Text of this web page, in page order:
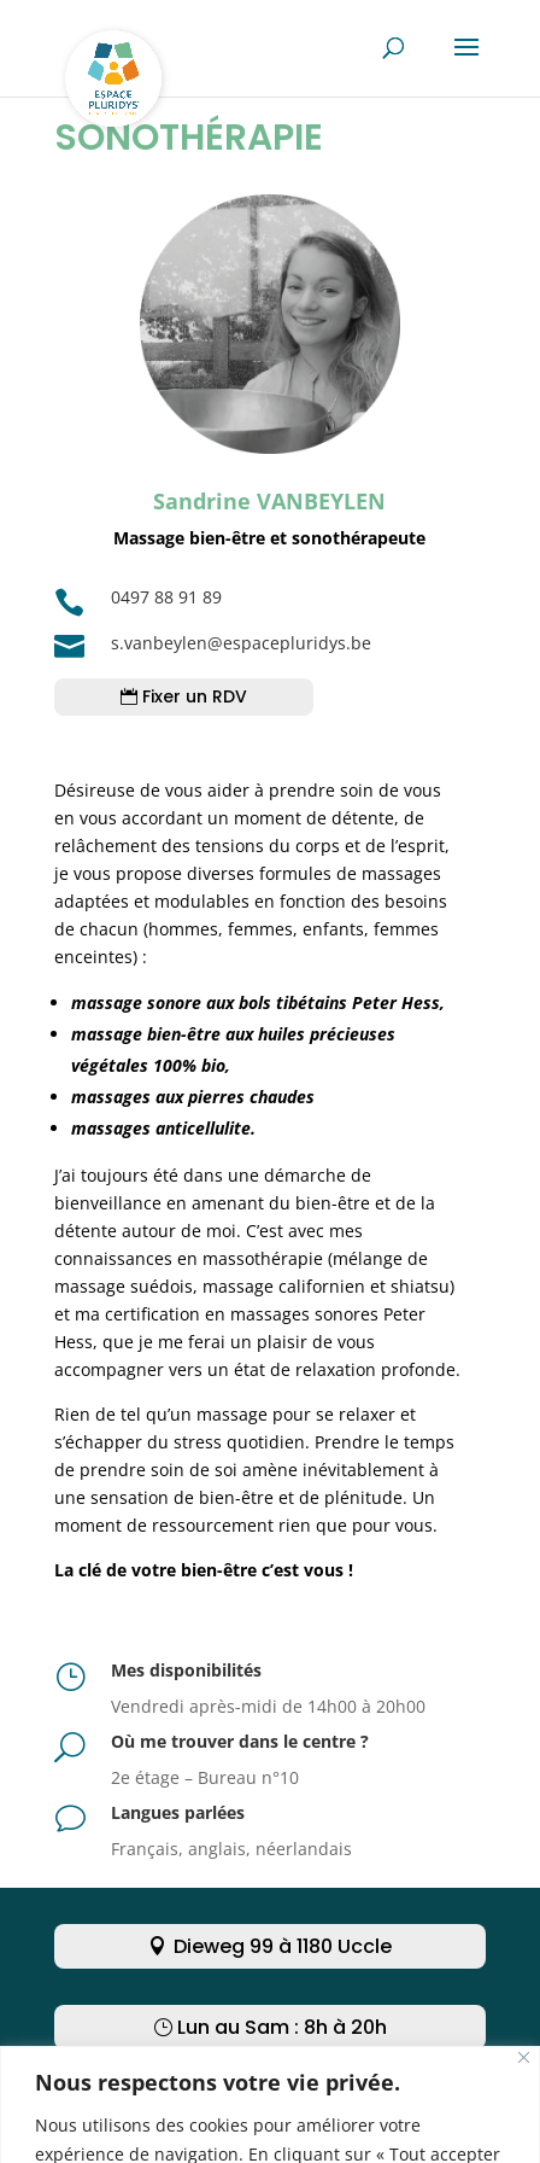
Nous respectons votre vie privée.
Nous utilisons des cookies pour améliorer votre
expérience de navigation. En cliquant sur « Tout accepter
SONOTHÉRAPIE
Sandrine VANBEYLEN
Massage bien-être et sonothérapeute
 0497 88 91 89
 s.vanbeylen@espacepluridys.be
Fixer un RDV
Désireuse de vous aider à prendre soin de vous
en vous accordant un moment de détente, de
relâchement des tensions du corps et de l’esprit,
je vous propose diverses formules de massages
adaptées et modulables en fonction des besoins
de chacun (hommes, femmes, enfants, femmes
enceintes) :
massage sonore aux bols tibétains Peter Hess,
massage bien-être aux huiles précieuses
végétales 100% bio,
massages aux pierres chaudes
massages anticellulite.
J’ai toujours été dans une démarche de
bienveillance en amenant du bien-être et de la
détente autour de moi. C’est avec mes
connaissances en massothérapie (mélange de
massage suédois, massage californien et shiatsu)
et ma certification en massages sonores Peter
Hess, que je me ferai un plaisir de vous
accompagner vers un état de relaxation profonde.
Rien de tel qu’un massage pour se relaxer et
s’échapper du stress quotidien. Prendre le temps
de prendre soin de soi amène inévitablement à
une sensation de bien-être et de plénitude. Un
moment de ressourcement rien que pour vous.
La clé de votre bien-être c’est vous !
}
Mes disponibilités
Vendredi après-midi de 14h00 à 20h00
U
Où me trouver dans le centre ?
2e étage – Bureau n°10
v
Langues parlées
Français, anglais, néerlandais
Dieweg 99 à 1180 Uccle
Lun au Sam : 8h à 20h